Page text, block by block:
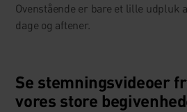
Ovenstående er bare et lille udpluk
dage og aftener.
Se stemningsvideoer
vores store